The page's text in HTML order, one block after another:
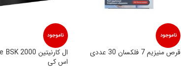
ناموجود
قرص منیزیم 7 فلکسان 30 عددی
ناموجود
اس کی